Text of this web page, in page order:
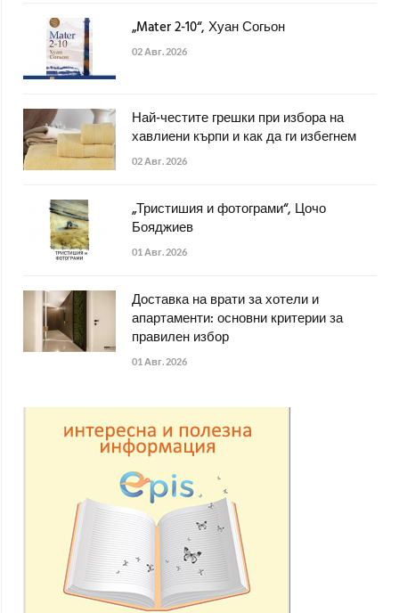
„Mater 2-10“, Хуан Согьон
02 Авг. 2026
Най-честите грешки при избора на
хавлиени кърпи и как да ги избегнем
02 Авг. 2026
„Тристишия и фотограми“, Цочо
Бояджиев
01 Авг. 2026
Доставка на врати за хотели и
апартаменти: основни критерии за
правилен избор
01 Авг. 2026